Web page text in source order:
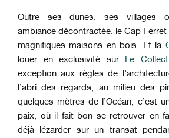
Outre ses dunes, ses villages
ambiance décontractée, le Cap
magnifiques maisons en bois. Et la
louer en exclusivité sur
Le
exception aux règles de
l’abri des regards, au milieu des
quelques mètres de l’Océan, c’est
paix, où il fait bon se retrouver en
déjà lézarder sur un transat